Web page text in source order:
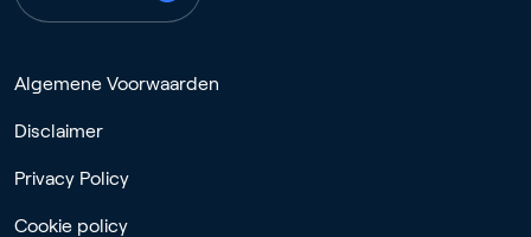
Algemene Voorwaarden
Disclaimer
Privacy Policy
Cookie policy